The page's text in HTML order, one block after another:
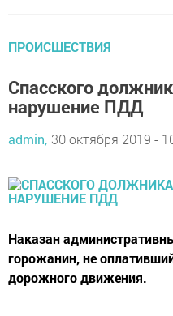
ПРОИСШЕСТВИЯ
Спасского
нарушение ПДД
admin, 30 октября 2019 -
Наказан
горожанин, не
дорожного движения.